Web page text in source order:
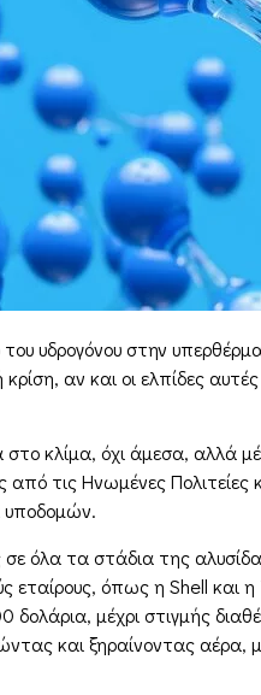
υδρογόνου στην
αν και οι ελπίδες
κλίμα, όχι άμεσα, αλλά
τις Ηνωμένες Πολιτείες
υποδομών.
όλα τα στάδια της
εταίρους, όπως η Shell
μέχρι στιγμής
και ξηραίνοντας